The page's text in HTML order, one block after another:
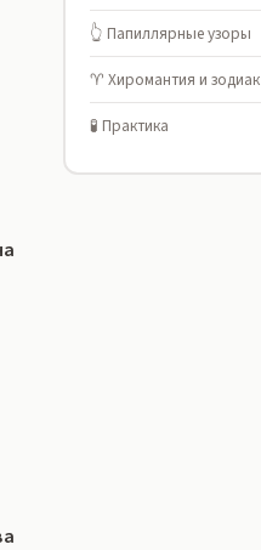
👆 Папиллярные узоры
♈ Хиромантия и зодиак
🧪 Практика